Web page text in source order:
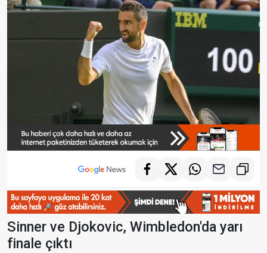
Sinner ve Djokovic, Wimbledon'da yarı
finale çıktı